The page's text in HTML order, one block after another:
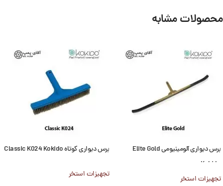
محصولات مشابه
برس دیواری آلومینیومی Elite Gold
Kokido
تجهیزات استخر
برس دیواری کوتاه Classic K024 Kokido
تجهیزات استخر